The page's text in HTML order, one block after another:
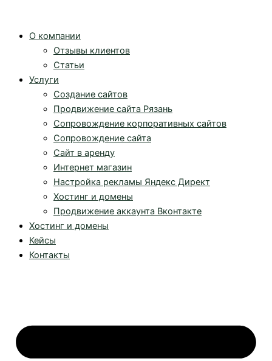
содержимому
О компании
Отзывы клиентов
Статьи
Услуги
Создание сайтов
Продвижение сайта Рязань
Сопровождение корпоративных сайтов
Сопровождение сайта
Сайт в аренду
Интернет магазин
Настройка рекламы Яндекс Директ
Хостинг и домены
Продвижение аккаунта Вконтакте
Хостинг и домены
Кейсы
Контакты